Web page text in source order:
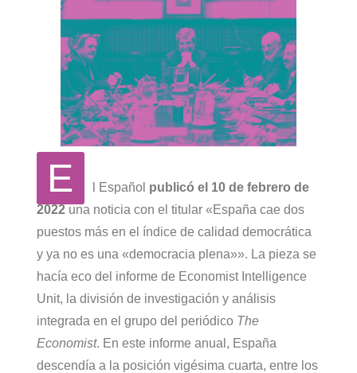
E l Español publicó el 10 de febrero de
2022una noticia con el titular «España cae dos
puestos más en el índice de calidad democrática
y ya no es una «democracia plena»». La pieza se
hacía eco del informe de Economist Intelligence
Unit, la división de investigación y análisis
integrada en el grupo del periódico The
Economist. En este informe anual, España
descendía a la posición vigésima cuarta, entre los